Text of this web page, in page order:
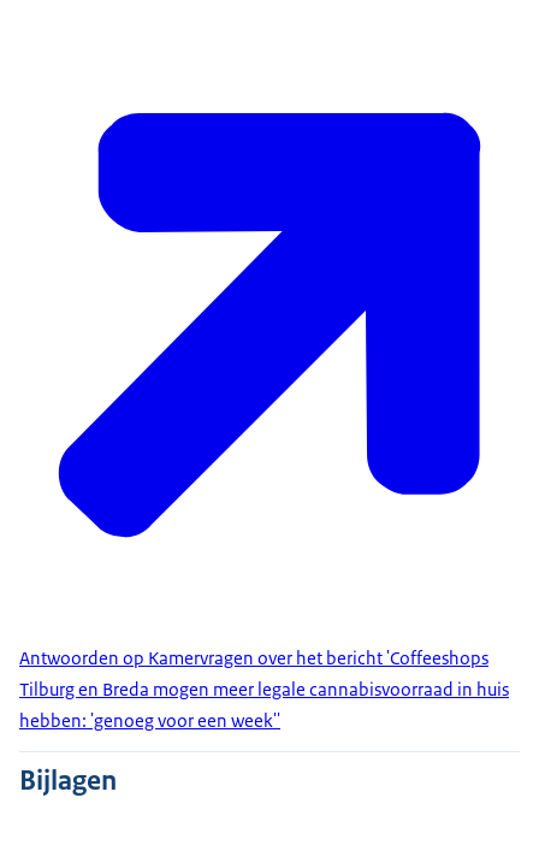
Antwoorden op Kamervragen over het bericht 'Coffeeshops
Tilburg en Breda mogen meer legale cannabisvoorraad in huis
hebben: 'genoeg voor een week''
Bijlagen